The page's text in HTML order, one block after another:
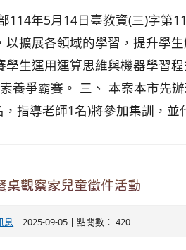
114年5月14日臺教資(三)字第
以擴展各領域的學習，提升學
學生運用運算思維與機器學習
養爭霸賽。 三、 本案本市先
，指導老師1名)將參加集訓，
桌觀察家兒童徵件活動
息 | 2025-09-05 | 點閱數： 420